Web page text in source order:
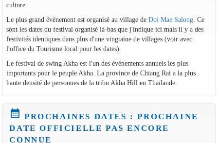
culture.
Le plus grand évènement est organisé au village de Doi Mae Salong. Ce
sont les dates du festival organisé là-bas que j'indique ici mais il y a des
festivités identiques dans plus d'une vingtaine de villages (voir avec
l'office du Tourisme local pour les dates).
Le festival de swing Akha est l'un des événements annuels les plus
importants pour le peuple Akha. La province de Chiang Rai a la plus
haute densité de personnes de la tribu Akha Hill en Thaïlande.
calendar_month PROCHAINES DATES : PROCHAINE
DATE OFFICIELLE PAS ENCORE
CONNUE